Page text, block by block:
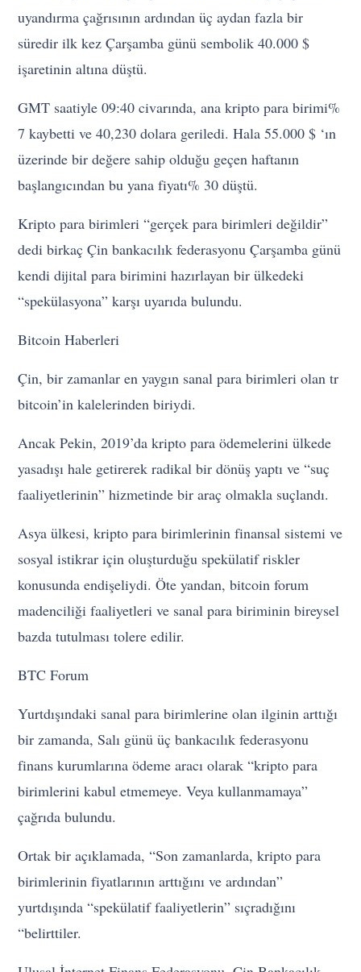
uyandırma çağrısının ardından üç aydan fazla bir
süredir ilk kez Çarşamba günü sembolik 40.000 $
işaretinin altına düştü.
GMT saatiyle 09:40 civarında, ana kripto para birimi%
7 kaybetti ve 40,230 dolara geriledi. Hala 55.000 $ ‘ın
üzerinde bir değere sahip olduğu geçen haftanın
başlangıcından bu yana fiyatı% 30 düştü.
Kripto para birimleri “gerçek para birimleri değildir”
dedi birkaç Çin bankacılık federasyonu Çarşamba günü
kendi dijital para birimini hazırlayan bir ülkedeki
“spekülasyona” karşı uyarıda bulundu.
Bitcoin Haberleri
Çin, bir zamanlar en yaygın sanal para birimleri olan tr
bitcoin’in kalelerinden biriydi.
Ancak Pekin, 2019’da kripto para ödemelerini ülkede
yasadışı hale getirerek radikal bir dönüş yaptı ve “suç
faaliyetlerinin” hizmetinde bir araç olmakla suçlandı.
Asya ülkesi, kripto para birimlerinin finansal sistemi ve
sosyal istikrar için oluşturduğu spekülatif riskler
konusunda endişeliydi. Öte yandan, bitcoin forum
madenciliği faaliyetleri ve sanal para biriminin bireysel
bazda tutulması tolere edilir.
BTC Forum
Yurtdışındaki sanal para birimlerine olan ilginin arttığı
bir zamanda, Salı günü üç bankacılık federasyonu
finans kurumlarına ödeme aracı olarak “kripto para
birimlerini kabul etmemeye. Veya kullanmamaya”
çağrıda bulundu.
Ortak bir açıklamada, “Son zamanlarda, kripto para
birimlerinin fiyatlarının arttığını ve ardından”
yurtdışında “spekülatif faaliyetlerin” sıçradığını
“belirttiler.